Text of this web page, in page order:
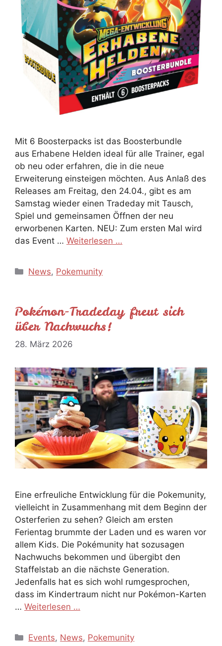
Mit 6 Boosterpacks ist das Boosterbundle
aus Erhabene Helden ideal für alle Trainer, egal
ob neu oder erfahren, die in die neue
Erweiterung einsteigen möchten. Aus Anlaß des
Releases am Freitag, den 24.04., gibt es am
Samstag wieder einen Tradeday mit Tausch,
Spiel und gemeinsamen Öffnen der neu
erworbenen Karten. NEU: Zum ersten Mal wird
das Event … Weiterlesen …
Kategorien
News, Pokemunity
Pokémon-Tradeday freut sich
über Nachwuchs!
28. März 2026
Eine erfreuliche Entwicklung für die Pokemunity,
vielleicht in Zusammenhang mit dem Beginn der
Osterferien zu sehen? Gleich am ersten
Ferientag brummte der Laden und es waren vor
allem Kids. Die Pokémunity hat sozusagen
Nachwuchs bekommen und übergibt den
Staffelstab an die nächste Generation.
Jedenfalls hat es sich wohl rumgesprochen,
dass im Kindertraum nicht nur Pokémon-Karten
… Weiterlesen …
Kategorien
Events, News, Pokemunity